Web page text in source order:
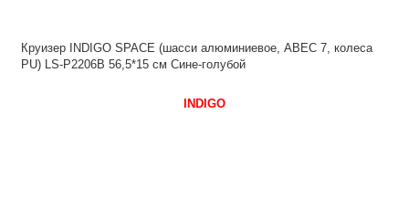
Круизер INDIGO SPACE (шасси алюминиевое, ABEC 7, колеса
PU) LS-P2206B 56,5*15 см Сине-голубой
INDIGO